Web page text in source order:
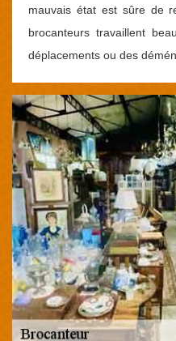
mauvais état est sûre de
brocanteurs travaillent
déplacements ou des